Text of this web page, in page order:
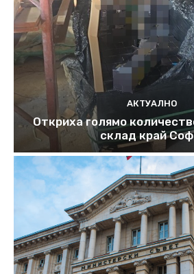
АКТУАЛНО
Откриха голямо
склад край